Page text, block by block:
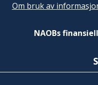
Om bruk av
NAOBs